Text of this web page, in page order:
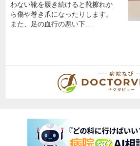
わない靴を履き続けると靴擦れか
ら傷や巻き爪になったりします。
また、足の血行の悪い下…